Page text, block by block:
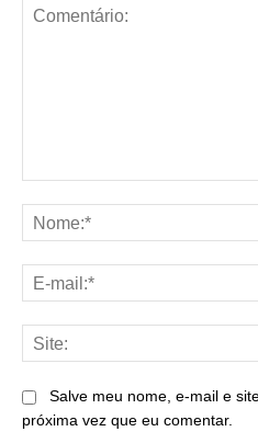
Salve meu nome, e-mail e
próxima vez que eu comentar.